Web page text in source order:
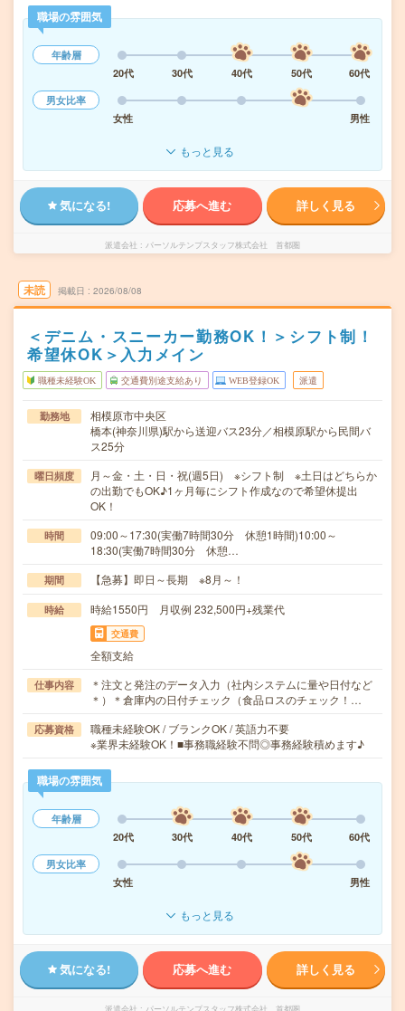
職場の雰囲気
年齢層
20代
30代 40代 50代
60代
男女比率
女性
男性
もっと見る
気になる! 応募へ進む 詳しく見る
派遣会社 パーソルテンプスタッフ株式会社 首都圏
未読 掲載日 2026/08/08
＜デニム・スニーカー勤務OK！＞シフト制！
希望休OK＞入力メイン
職種未経験OK 交通費別途支給あり WEB登録OK 派遣
勤務地
相模原市中央区
橋本(神奈川県)駅から送迎バス23分／相模原駅から民間バ
ス25分
曜日頻度
月～金・土・日・祝(週5日) ※シフト制 ※土日はどちらか
の出勤でもOK♪1ヶ月毎にシフト作成なので希望休提出
OK！
時間
09:00～17:30(実働7時間30分 休憩1時間)10:00～
18:30(実働7時間30分 休憩…
期間 【急募】即日～長期 ※8月～！
時給 時給1550円 月収例 232,500円+残業代
交通費
全額支給
仕事内容
＊注文と発注のデータ入力（社内システムに量や日付など
＊）＊倉庫内の日付チェック（食品ロスのチェック！…
応募資格
職種未経験OK / ブランクOK / 英語力不要
※業界未経験OK！■事務職経験不問◎事務経験積めます♪
職場の雰囲気
年齢層
20代
30代 40代 50代
60代
男女比率
女性
男性
もっと見る
気になる! 応募へ進む 詳しく見る